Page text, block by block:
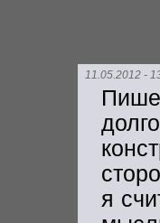
11.05.2012 -
я